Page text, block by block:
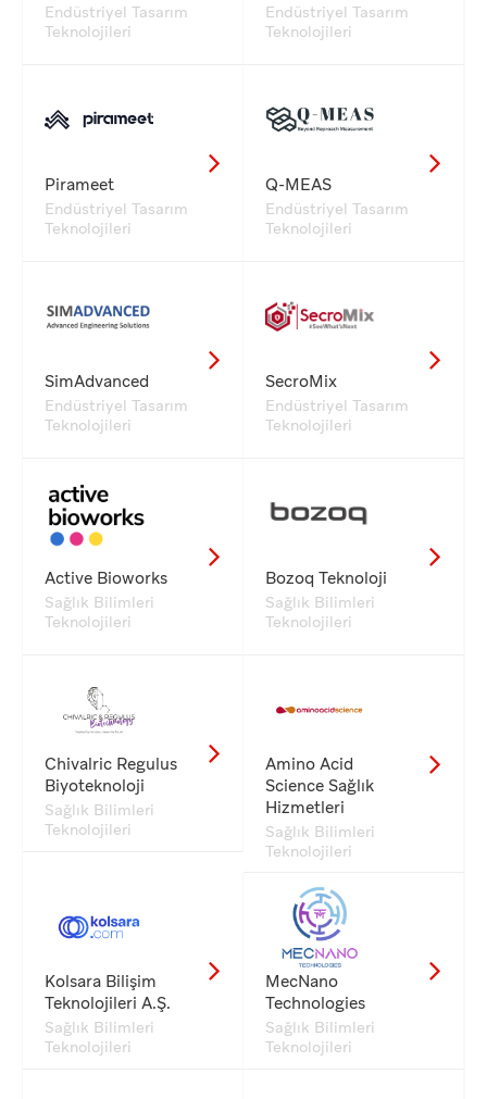
Endüstriyel Tasarım
Teknolojileri
Endüstriyel Tasarım
Teknolojileri
Pirameet
Endüstriyel Tasarım
Teknolojileri
Q-MEAS
Endüstriyel Tasarım
Teknolojileri
SimAdvanced
Endüstriyel Tasarım
Teknolojileri
SecroMix
Endüstriyel Tasarım
Teknolojileri
Active Bioworks
Sağlık Bilimleri
Teknolojileri
Bozoq Teknoloji
Sağlık Bilimleri
Teknolojileri
Chivalric Regulus
Biyoteknoloji
Sağlık Bilimleri
Teknolojileri
Amino Acid
Science Sağlık
Hizmetleri
Sağlık Bilimleri
Teknolojileri
Kolsara Bilişim
Teknolojileri A.Ş.
Sağlık Bilimleri
Teknolojileri
MecNano
Technologies
Sağlık Bilimleri
Teknolojileri